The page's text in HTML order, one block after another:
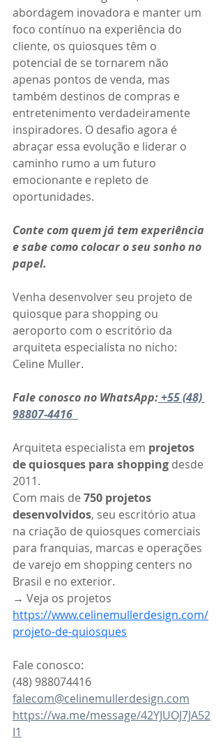
abordagem inovadora e manter um
foco contínuo na experiência do
cliente, os quiosques têm o
potencial de se tornarem não
apenas pontos de venda, mas
também destinos de compras e
entretenimento verdadeiramente
inspiradores. O desafio agora é
abraçar essa evolução e liderar o
caminho rumo a um futuro
emocionante e repleto de
oportunidades.
Conte com quem já tem experiência
e sabe como colocar o seu sonho no
papel.
Venha desenvolver seu projeto de
quiosque para shopping ou
aeroporto com o escritório da
arquiteta especialista no nicho:
Celine Muller.
Fale conosco no WhatsApp: +55 (48)
98807-4416
Arquiteta especialista em projetos
de quiosques para shopping desde
2011.
Com mais de 750 projetos
desenvolvidos, seu escritório atua
na criação de quiosques comerciais
para franquias, marcas e operações
de varejo em shopping centers no
Brasil e no exterior.
→ Veja os projetos
https://www.celinemullerdesign.com/
projeto-de-quiosques
Fale conosco:
(48) 988074416
falecom@celinemullerdesign.com
https://wa.me/message/42YJUOJ7JA52
I1